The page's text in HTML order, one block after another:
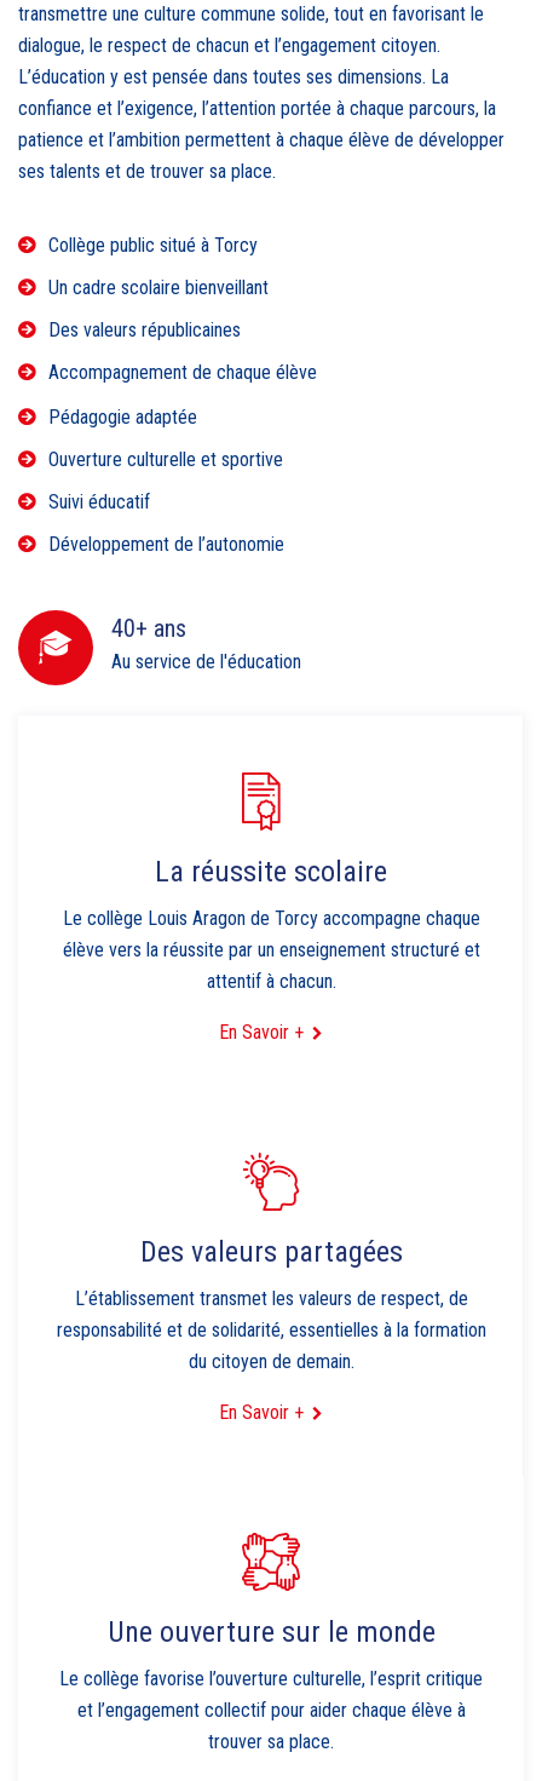
transmettre une culture commune solide, tout en favorisant le
dialogue, le respect de chacun et l’engagement citoyen.
L’éducation y est pensée dans toutes ses dimensions. La
confiance et l’exigence, l’attention portée à chaque parcours, la
patience et l’ambition permettent à chaque élève de développer
ses talents et de trouver sa place.
Collège public situé à Torcy
Un cadre scolaire bienveillant
Des valeurs républicaines
Accompagnement de chaque élève
Pédagogie adaptée
Ouverture culturelle et sportive
Suivi éducatif
Développement de l’autonomie
40+ ans
Au service de l'éducation
La réussite scolaire
Le collège Louis Aragon de Torcy accompagne chaque
élève vers la réussite par un enseignement structuré et
attentif à chacun.
En Savoir +
Des valeurs partagées
L’établissement transmet les valeurs de respect, de
responsabilité et de solidarité, essentielles à la formation
du citoyen de demain.
En Savoir +
Une ouverture sur le monde
Le collège favorise l’ouverture culturelle, l’esprit critique
et l’engagement collectif pour aider chaque élève à
trouver sa place.